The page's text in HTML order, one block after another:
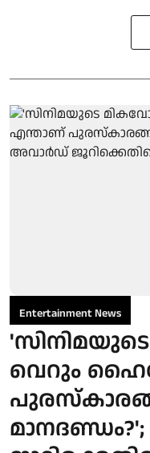
Entertainment News
വെറും